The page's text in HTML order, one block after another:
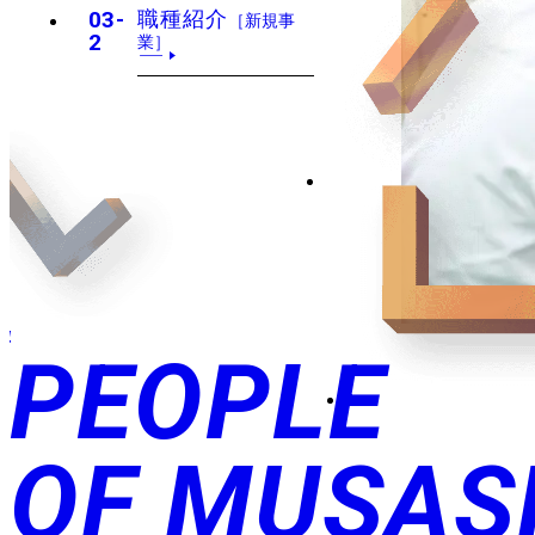
03-
2
職種紹介
［新規事
業］
PEOPLE
OF